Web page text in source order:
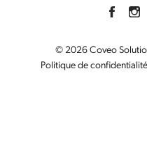
Politique de confidentialité
© 2026 Coveo